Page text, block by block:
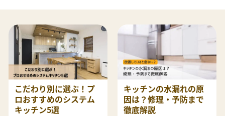
こだわり別に選ぶ！プ
ロおすすめのシステム
キッチン5選
キッチンの水漏れの原
因は？修理・予防まで
徹底解説